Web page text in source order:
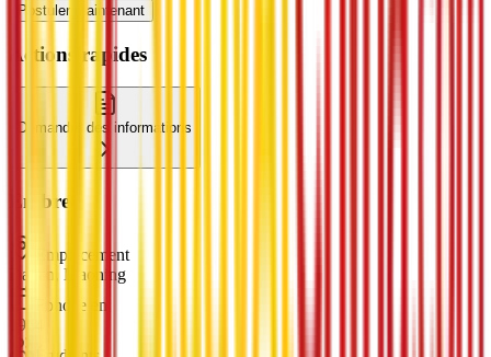
Postuler maintenant
Actions rapides
Demander des informations
En bref
Emplacement
Dalian, Liaoning
Fondée en
1964